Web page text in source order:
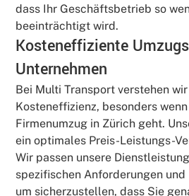
dass Ihr Geschäftsbetrieb so
beeinträchtigt wird.
Kosteneffiziente
Unternehmen
Bei Multi Transport verstehen
Kosteneffizienz, besonders
Firmenumzug in Zürich geht.
ein optimales Preis-Leistungs-
Wir passen unsere
spezifischen Anforderungen
um sicherzustellen, dass Sie